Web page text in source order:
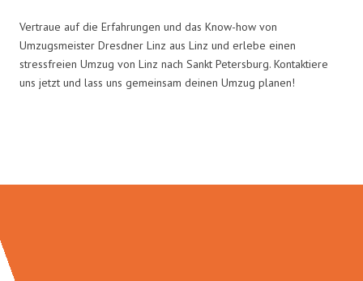
Vertraue auf die Erfahrungen und das Know-how von
Umzugsmeister Dresdner Linz aus Linz und erlebe einen
stressfreien Umzug von Linz nach Sankt Petersburg. Kontaktiere
uns jetzt und lass uns gemeinsam deinen Umzug planen!